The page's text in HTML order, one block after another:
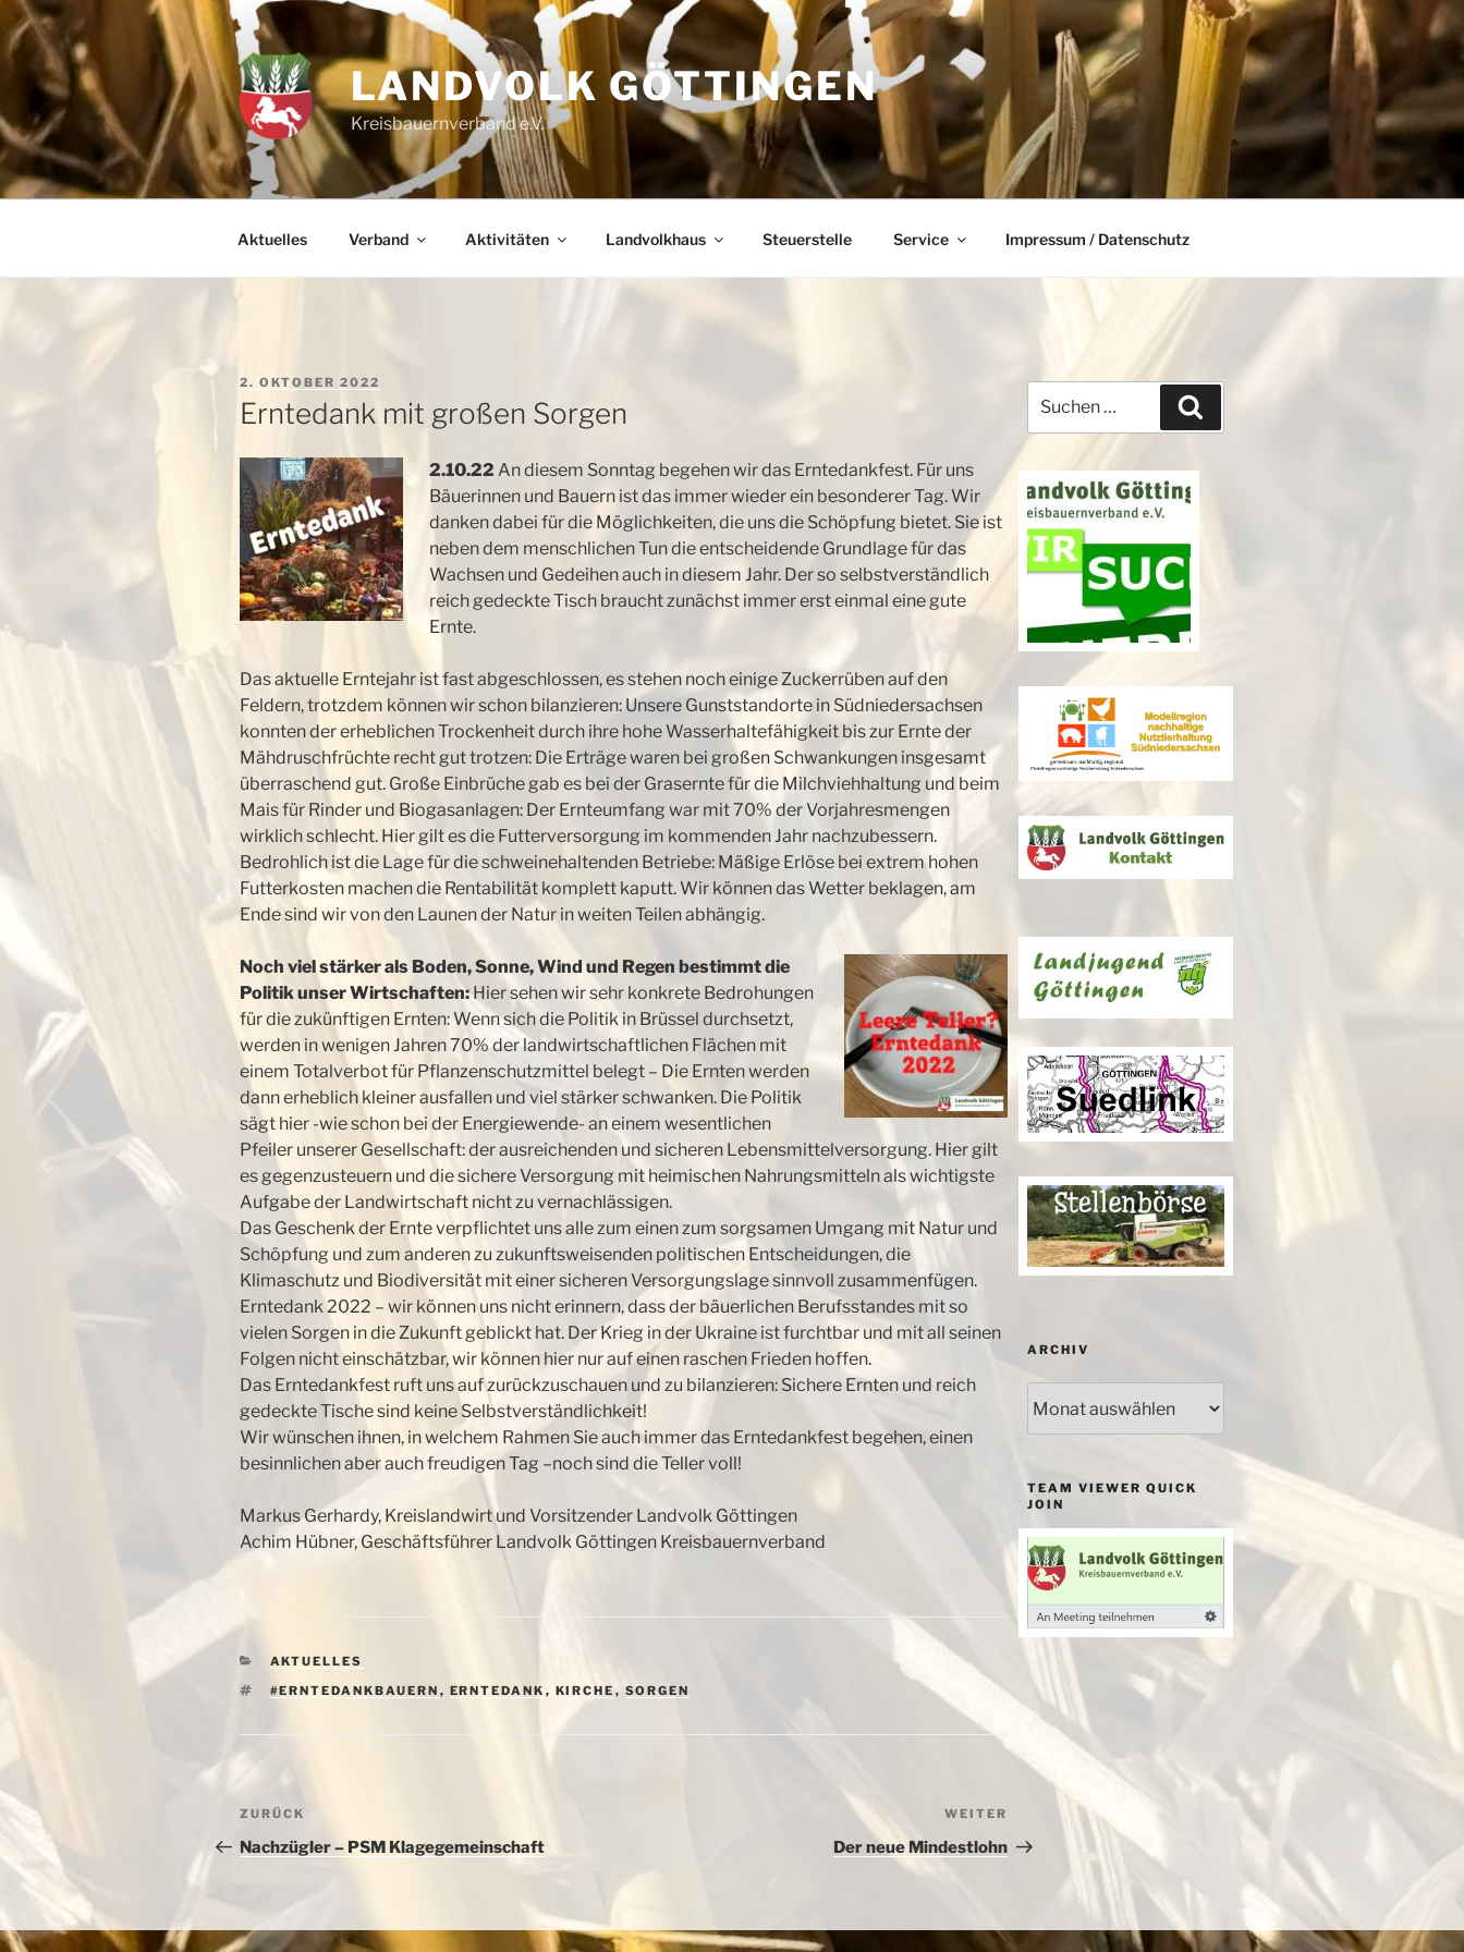
Zum
Inhalt
springen
LANDVOLK GÖTTINGEN
Kreisbauernverband e.V.
Aktuelles Verband Aktivitäten Landvolkhaus Steuerstelle Service Impressum / Datenschutz
VERÖFFENTLICHT
AM
2. OKTOBER 2022
Erntedank mit großen Sorgen
2.10.22 An diesem Sonntag begehen wir das Erntedankfest. Für uns
Bäuerinnen und Bauern ist das immer wieder ein besonderer Tag. Wir
danken dabei für die Möglichkeiten, die uns die Schöpfung bietet. Sie ist
neben dem menschlichen Tun die entscheidende Grundlage für das
Wachsen und Gedeihen auch in diesem Jahr. Der so selbstverständlich
reich gedeckte Tisch braucht zunächst immer erst einmal eine gute
Ernte.
Das aktuelle Erntejahr ist fast abgeschlossen, es stehen noch einige Zuckerrüben auf den
Feldern, trotzdem können wir schon bilanzieren: Unsere Gunststandorte in Südniedersachsen
konnten der erheblichen Trockenheit durch ihre hohe Wasserhaltefähigkeit bis zur Ernte der
Mähdruschfrüchte recht gut trotzen: Die Erträge waren bei großen Schwankungen insgesamt
überraschend gut. Große Einbrüche gab es bei der Grasernte für die Milchviehhaltung und beim
Mais für Rinder und Biogasanlagen: Der Ernteumfang war mit 70% der Vorjahresmengen
wirklich schlecht. Hier gilt es die Futterversorgung im kommenden Jahr nachzubessern.
Bedrohlich ist die Lage für die schweinehaltenden Betriebe: Mäßige Erlöse bei extrem hohen
Futterkosten machen die Rentabilität komplett kaputt. Wir können das Wetter beklagen, am
Ende sind wir von den Launen der Natur in weiten Teilen abhängig.
Noch viel stärker als Boden, Sonne, Wind und Regen bestimmt die
Politik unser Wirtschaften:Hier sehen wir sehr konkrete Bedrohungen
für die zukünftigen Ernten: Wenn sich die Politik in Brüssel durchsetzt,
werden in wenigen Jahren 70% der landwirtschaftlichen Flächen mit
einem Totalverbot für Pflanzenschutzmittel belegt – Die Ernten werden
dann erheblich kleiner ausfallen und viel stärker schwanken. Die Politik
sägt hier -wie schon bei der Energiewende- an einem wesentlichen
Pfeiler unserer Gesellschaft: der ausreichenden und sicheren Lebensmittelversorgung. Hier gilt
es gegenzusteuern und die sichere Versorgung mit heimischen Nahrungsmitteln als wichtigste
Aufgabe der Landwirtschaft nicht zu vernachlässigen.
Das Geschenk der Ernte verpflichtet uns alle zum einen zum sorgsamen Umgang mit Natur und
Schöpfung und zum anderen zu zukunftsweisenden politischen Entscheidungen, die
Klimaschutz und Biodiversität mit einer sicheren Versorgungslage sinnvoll zusammenfügen.
Erntedank 2022 – wir können uns nicht erinnern, dass der bäuerlichen Berufsstandes mit so
vielen Sorgen in die Zukunft geblickt hat. Der Krieg in der Ukraine ist furchtbar und mit all seinen
Folgen nicht einschätzbar, wir können hier nur auf einen raschen Frieden hoffen.
Das Erntedankfest ruft uns auf zurückzuschauen und zu bilanzieren: Sichere Ernten und reich
gedeckte Tische sind keine Selbstverständlichkeit!
Wir wünschen ihnen, in welchem Rahmen Sie auch immer das Erntedankfest begehen, einen
besinnlichen aber auch freudigen Tag –noch sind die Teller voll!
Markus Gerhardy, Kreislandwirt und Vorsitzender Landvolk Göttingen
Achim Hübner, Geschäftsführer Landvolk Göttingen Kreisbauernverband
KATEGORIEN
AKTUELLES
SCHLAGWÖRTER
#ERNTEDANKBAUERN , ERNTEDANK , KIRCHE , SORGEN
Beitragsnavigation
Vorheriger
Beitrag
ZURÜCK
Nachzügler – PSM Klagegemeinschaft
Nächster
Beitrag
WEITER
Der neue Mindestlohn
nach:
ARCHIV
TEAM VIEWER QUICK
JOIN